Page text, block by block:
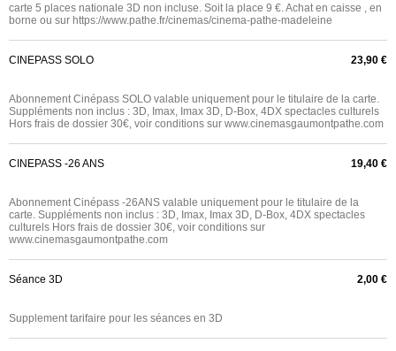
carte 5 places nationale 3D non incluse. Soit la place 9 €. Achat en caisse , en
borne ou sur https://www.pathe.fr/cinemas/cinema-pathe-madeleine
CINEPASS SOLO 23,90 €
Abonnement Cinépass SOLO valable uniquement pour le titulaire de la carte.
Suppléments non inclus : 3D, Imax, Imax 3D, D-Box, 4DX spectacles culturels
Hors frais de dossier 30€, voir conditions sur www.cinemasgaumontpathe.com
CINEPASS -26 ANS 19,40 €
Abonnement Cinépass -26ANS valable uniquement pour le titulaire de la
carte. Suppléments non inclus : 3D, Imax, Imax 3D, D-Box, 4DX spectacles
culturels Hors frais de dossier 30€, voir conditions sur
www.cinemasgaumontpathe.com
Séance 3D 2,00 €
Supplement tarifaire pour les séances en 3D